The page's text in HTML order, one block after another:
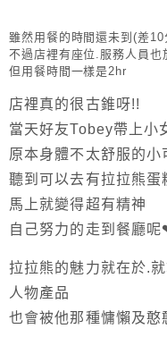
雖然用餐的時間還未到(差10
不過店裡有座位.服務人員也
但用餐時間一樣是2hr
店裡真的很古錐呀!!
當天好友Tobey帶上小
原本身體不太舒服的小
聽到可以去有拉拉熊蛋
馬上就變得超有精神
自己努力的走到餐廳
拉拉熊的魅力就在於.
人物產品
也會被他那種慵懶及憨